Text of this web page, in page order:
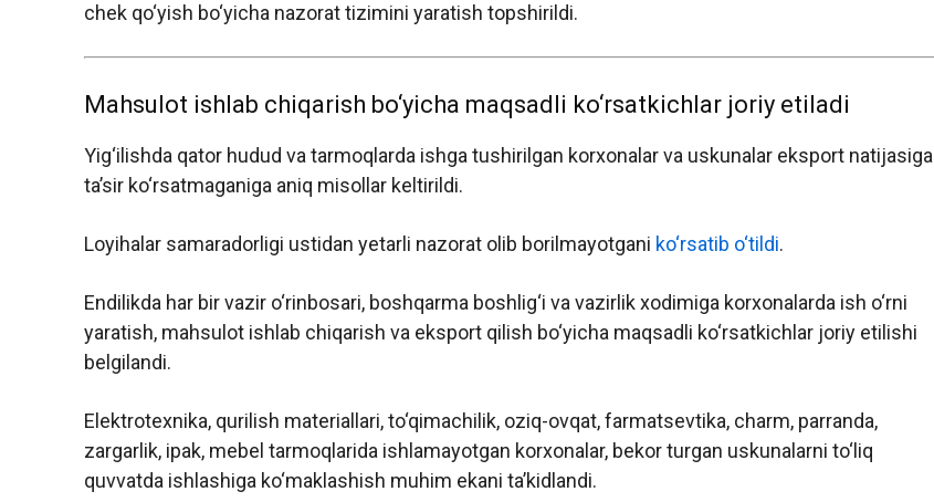
chek qo‘yish bo‘yicha nazorat tizimini yaratish topshirildi.
Mahsulot ishlab chiqarish bo‘yicha maqsadli ko‘rsatkichlar joriy etiladi
Yig‘ilishda qator hudud va tarmoqlarda ishga tushirilgan korxonalar va uskunalar eksport natijasiga
ta’sir ko‘rsatmaganiga aniq misollar keltirildi.
Loyihalar samaradorligi ustidan yetarli nazorat olib borilmayotgani ko‘rsatib o‘tildi.
Endilikda har bir vazir o‘rinbosari, boshqarma boshlig‘i va vazirlik xodimiga korxonalarda ish o‘rni
yaratish, mahsulot ishlab chiqarish va eksport qilish bo‘yicha maqsadli ko‘rsatkichlar joriy etilishi
belgilandi.
Elektrotexnika, qurilish materiallari, to‘qimachilik, oziq-ovqat, farmatsevtika, charm, parranda,
zargarlik, ipak, mebel tarmoqlarida ishlamayotgan korxonalar, bekor turgan uskunalarni to‘liq
quvvatda ishlashiga ko‘maklashish muhim ekani ta’kidlandi.